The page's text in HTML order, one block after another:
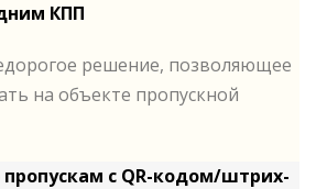
КПП
решение, позволяющее
на объекте пропускной
пропускам с QR-кодом/штрих-